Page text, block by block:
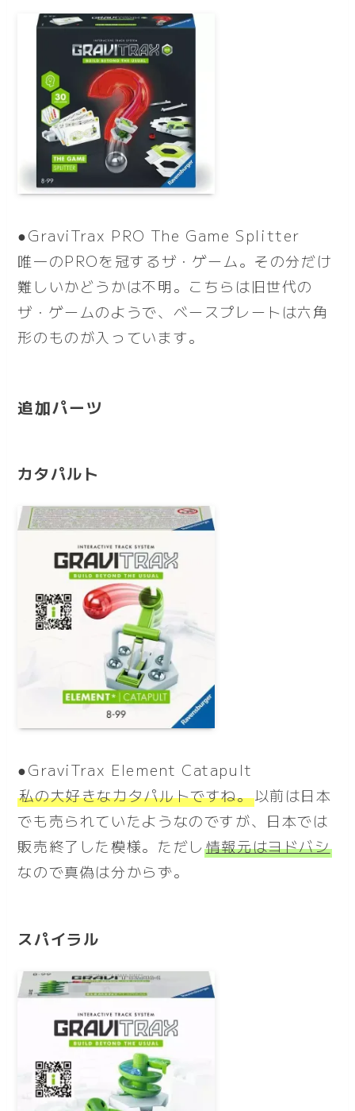
●GraviTrax PRO The Game Splitter
唯一のPROを冠するザ・ゲーム。その分だけ
難しいかどうかは不明。こちらは旧世代の
ザ・ゲームのようで、ベースプレートは六角
形のものが入っています。
追加パーツ
カタパルト
●GraviTrax Element Catapult
私の大好きなカタパルトですね。以前は日本
でも売られていたようなのですが、日本では
販売終了した模様。ただし 情報元はヨドバシ
なので真偽は分からず。
スパイラル